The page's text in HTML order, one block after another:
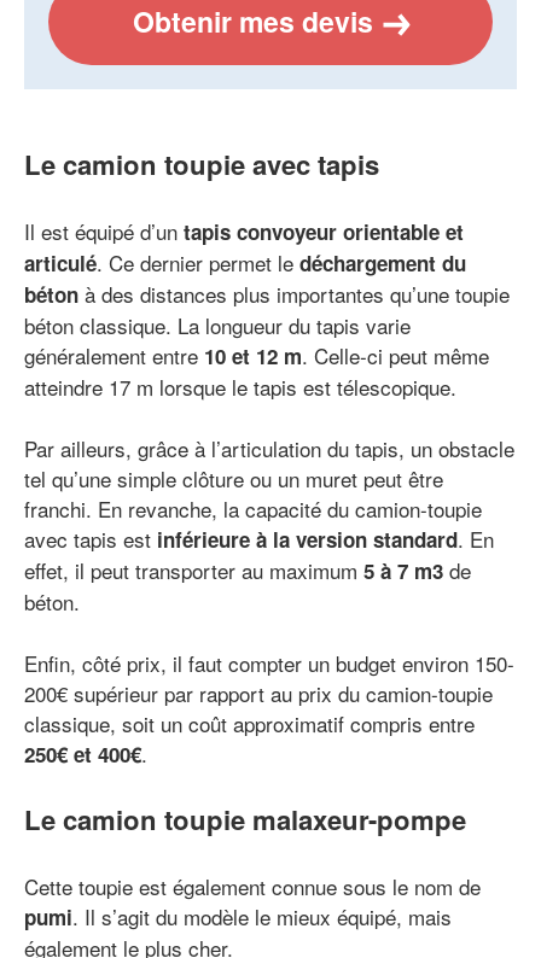
Obtenir mes devis
Le camion toupie avec tapis
Il est équipé d’un tapis convoyeur orientable et
articulé. Ce dernier permet le déchargement du
béton à des distances plus importantes qu’une toupie
béton classique. La longueur du tapis varie
généralement entre 10 et 12 m. Celle-ci peut même
atteindre 17 m lorsque le tapis est télescopique.
Par ailleurs, grâce à l’articulation du tapis, un obstacle
tel qu’une simple clôture ou un muret peut être
franchi. En revanche, la capacité du camion-toupie
avec tapis est inférieure à la version standard. En
effet, il peut transporter au maximum 5 à 7 m3 de
béton.
Enfin, côté prix, il faut compter un budget environ 150-
200€ supérieur par rapport au prix du camion-toupie
classique, soit un coût approximatif compris entre
250€ et 400€.
Le camion toupie malaxeur-pompe
Cette toupie est également connue sous le nom de
pumi. Il s’agit du modèle le mieux équipé, mais
également le plus cher.